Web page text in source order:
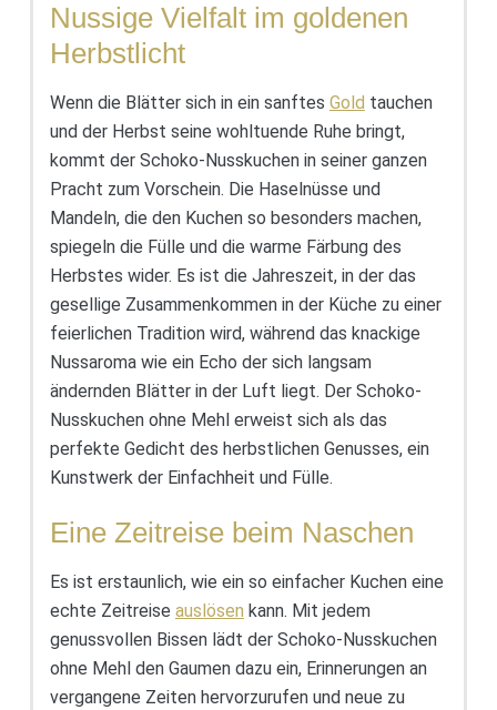
Nussige Vielfalt im goldenen
Herbstlicht
Wenn die Blätter sich in ein sanftes Gold tauchen
und der Herbst seine wohltuende Ruhe bringt,
kommt der Schoko-Nusskuchen in seiner ganzen
Pracht zum Vorschein. Die Haselnüsse und
Mandeln, die den Kuchen so besonders machen,
spiegeln die Fülle und die warme Färbung des
Herbstes wider. Es ist die Jahreszeit, in der das
gesellige Zusammenkommen in der Küche zu einer
feierlichen Tradition wird, während das knackige
Nussaroma wie ein Echo der sich langsam
ändernden Blätter in der Luft liegt. Der Schoko-
Nusskuchen ohne Mehl erweist sich als das
perfekte Gedicht des herbstlichen Genusses, ein
Kunstwerk der Einfachheit und Fülle.
Eine Zeitreise beim Naschen
Es ist erstaunlich, wie ein so einfacher Kuchen eine
echte Zeitreise auslösen kann. Mit jedem
genussvollen Bissen lädt der Schoko-Nusskuchen
ohne Mehl den Gaumen dazu ein, Erinnerungen an
vergangene Zeiten hervorzurufen und neue zu